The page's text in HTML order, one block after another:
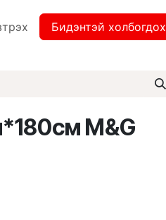
Бидэнтэй холбогдох
M&G